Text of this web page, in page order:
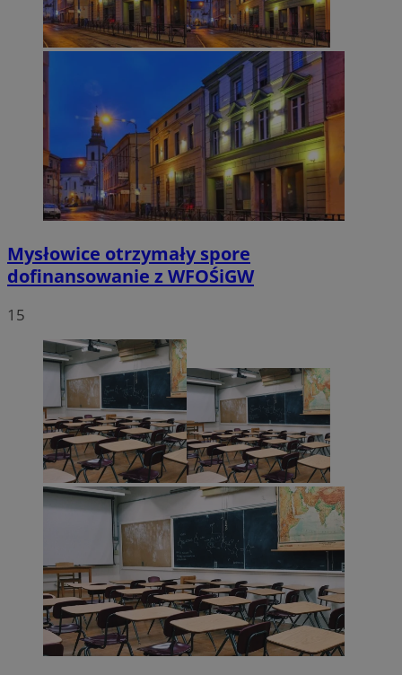
Mysłowice otrzymały spore
dofinansowanie z WFOŚiGW
15